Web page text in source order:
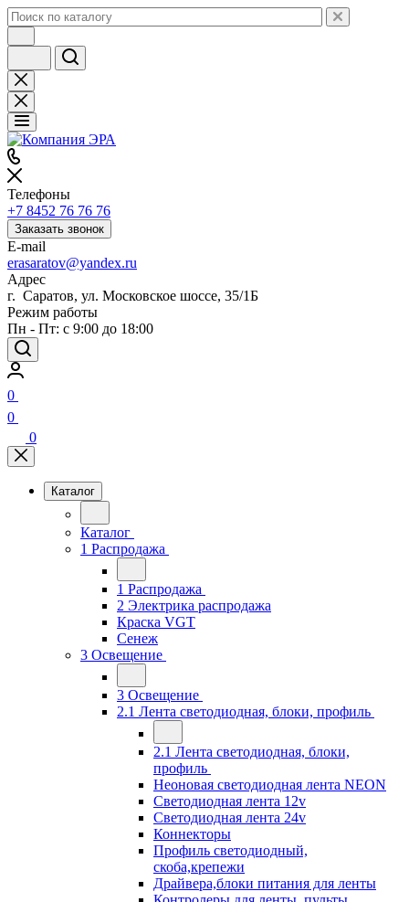
Телефоны
+7 8452 76 76 76
Заказать звонок
E-mail
erasaratov@yandex.ru
Адрес
г. Саратов, ул. Московское шоссе, 35/1Б
Режим работы
Пн - Пт: с 9:00 до 18:00
0
0
0
Каталог
Каталог
1 Распродажа
1 Распродажа
2 Электрика распродажа
Краска VGT
Сенеж
3 Освещение
3 Освещение
2.1 Лента светодиодная, блоки, профиль
2.1 Лента светодиодная, блоки,
профиль
Неоновая светодиодная лента NEON
Светодиодная лента 12v
Светодиодная лента 24v
Коннекторы
Профиль светодиодный,
скоба,крепежи
Драйвера,блоки питания для ленты